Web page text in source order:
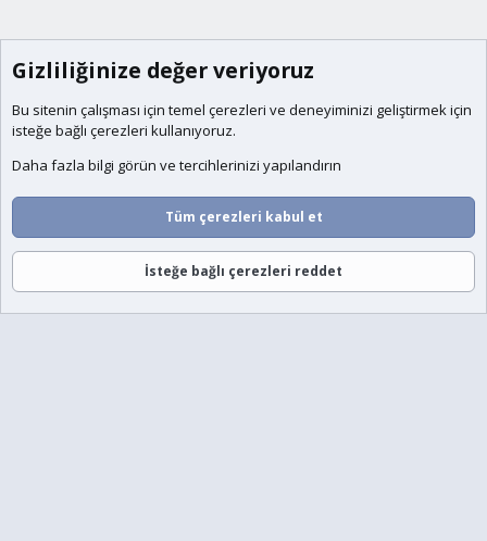
Gizliliğinize değer veriyoruz
Bu sitenin çalışması için temel çerezleri ve deneyiminizi geliştirmek için
isteğe bağlı çerezleri kullanıyoruz.
Daha fazla bilgi görün ve tercihlerinizi yapılandırın
Tüm çerezleri kabul et
İsteğe bağlı çerezleri reddet